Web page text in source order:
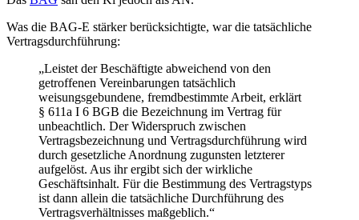
Was die BAG-E stärker berücksichtigte, war die tatsächliche
Vertragsdurchführung:
„Leistet der Beschäftigte abweichend von den
getroffenen Vereinbarungen tatsächlich
weisungsgebundene, fremdbestimmte Arbeit, erklärt
§ 611a I 6 BGB die Bezeichnung im Vertrag für
unbeachtlich. Der Widerspruch zwischen
Vertragsbezeichnung und Vertragsdurchführung wird
durch gesetzliche Anordnung zugunsten letzterer
aufgelöst. Aus ihr ergibt sich der wirkliche
Geschäftsinhalt. Für die Bestimmung des Vertragstyps
ist dann allein die tatsächliche Durchführung des
Vertragsverhältnisses maßgeblich.“